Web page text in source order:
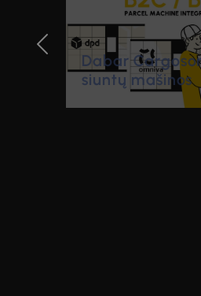
Dabar
siuntų mašinos
Previous Slide